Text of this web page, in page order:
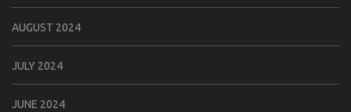
AUGUST 2024
JULY 2024
JUNE 2024